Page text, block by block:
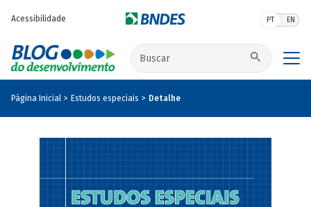
Acessibilidade PT EN
Buscar no site
Página Inicial Estudos especiais Detalhe